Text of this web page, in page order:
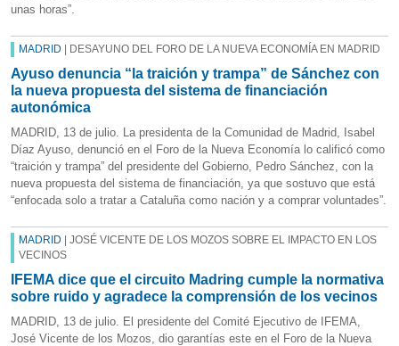
unas horas”.
MADRID | DESAYUNO DEL FORO DE LA NUEVA ECONOMÍA EN MADRID
Ayuso denuncia “la traición y trampa” de Sánchez con
la nueva propuesta del sistema de financiación
autonómica
MADRID, 13 de julio. La presidenta de la Comunidad de Madrid, Isabel
Díaz Ayuso, denunció en el Foro de la Nueva Economía lo calificó como
“traición y trampa” del presidente del Gobierno, Pedro Sánchez, con la
nueva propuesta del sistema de financiación, ya que sostuvo que está
“enfocada solo a tratar a Cataluña como nación y a comprar voluntades”.
MADRID | JOSÉ VICENTE DE LOS MOZOS SOBRE EL IMPACTO EN LOS
VECINOS
IFEMA dice que el circuito Madring cumple la normativa
sobre ruido y agradece la comprensión de los vecinos
MADRID, 13 de julio. El presidente del Comité Ejecutivo de IFEMA,
José Vicente de los Mozos, dio garantías este en el Foro de la Nueva